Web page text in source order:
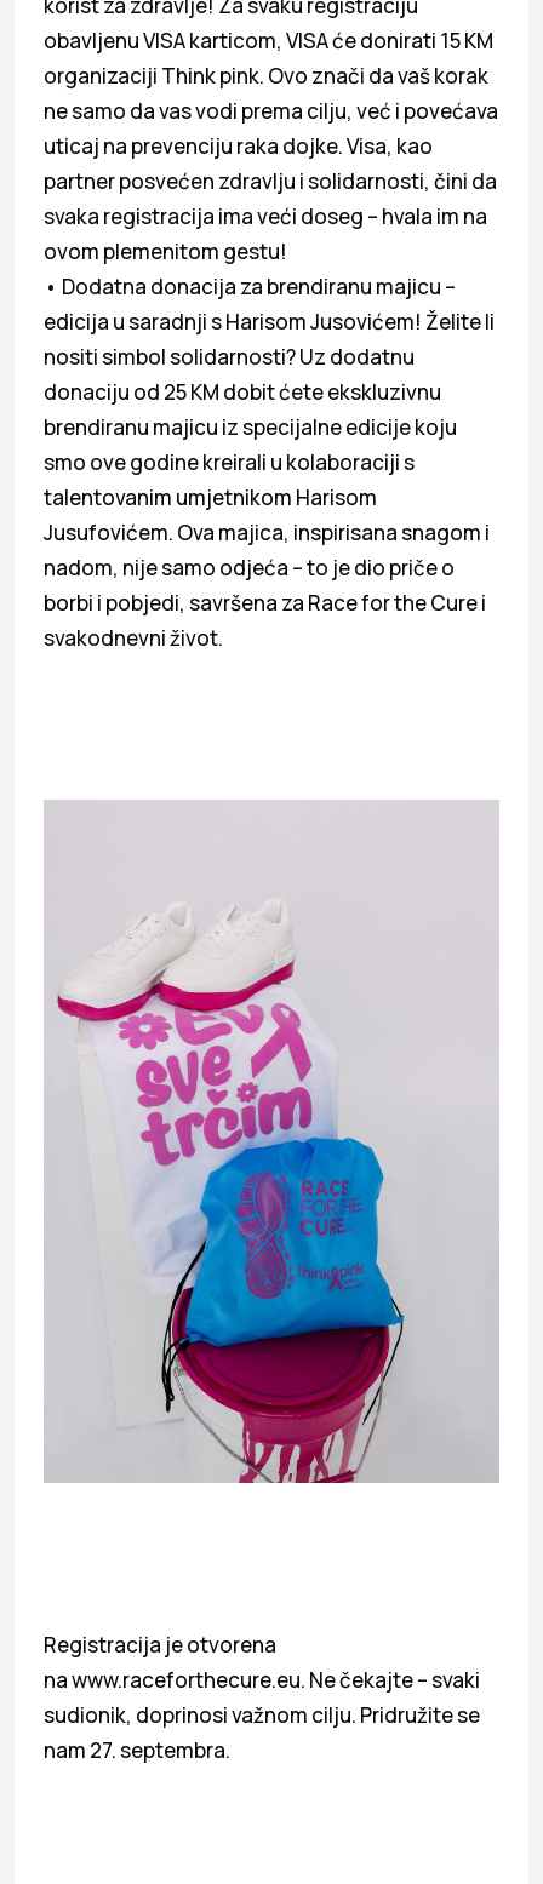
korist za zdravlje! Za svaku registraciju
obavljenu VISA karticom, VISA će donirati 15 KM
organizaciji Think pink. Ovo znači da vaš korak
ne samo da vas vodi prema cilju, već i povećava
uticaj na prevenciju raka dojke. Visa, kao
partner posvećen zdravlju i solidarnosti, čini da
svaka registracija ima veći doseg – hvala im na
ovom plemenitom gestu!
• Dodatna donacija za brendiranu majicu –
edicija u saradnji s Harisom Jusovićem! Želite li
nositi simbol solidarnosti? Uz dodatnu
donaciju od 25 KM dobit ćete ekskluzivnu
brendiranu majicu iz specijalne edicije koju
smo ove godine kreirali u kolaboraciji s
talentovanim umjetnikom Harisom
Jusufovićem. Ova majica, inspirisana snagom i
nadom, nije samo odjeća – to je dio priče o
borbi i pobjedi, savršena za Race for the Cure i
svakodnevni život.
Registracija je otvorena
na www.raceforthecure.eu. Ne čekajte – svaki
sudionik, doprinosi važnom cilju. Pridružite se
nam 27. septembra.